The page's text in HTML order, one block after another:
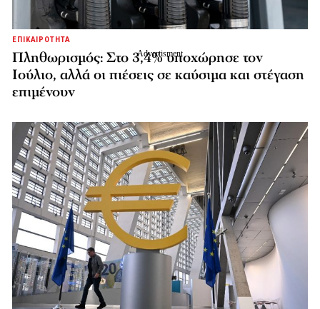
ΕΠΙΚΑΙΡΟΤΗΤΑ
Πληθωρισμός: Στο 3,4% υποχώρησε τον
Ιούλιο, αλλά οι πιέσεις σε καύσιμα και στέγαση
επιμένουν